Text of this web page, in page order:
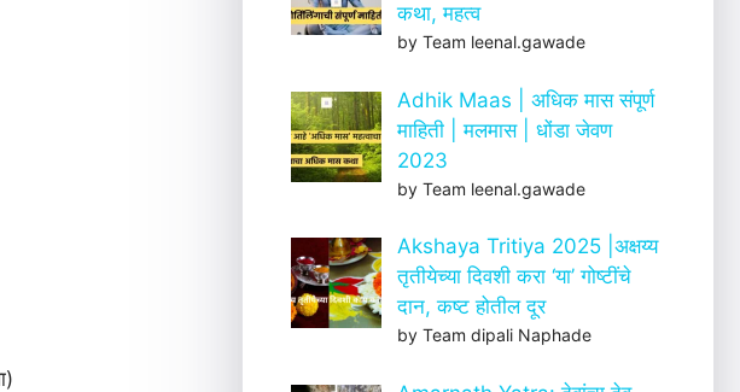
कथा, महत्व
by Team leenal.gawade
Adhik Maas | अधिक मास संपूर्ण
माहिती | मलमास | धोंडा जेवण
2023
by Team leenal.gawade
Akshaya Tritiya 2025 |अक्षय्य
तृतीयेच्या दिवशी करा ‘या’ गोष्टींचे
दान, कष्ट होतील दूर
by Team dipali Naphade